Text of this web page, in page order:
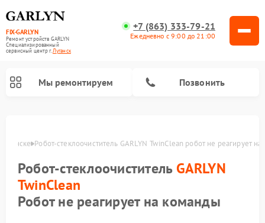
FIX-GARLYN
Ремонт устройств GARLYN
Специализированный
cервисный центр г.Луганск
+7 (863) 333-79-21
Ежедневно с 9:00 до 21:00
Мы ремонтируем Позвонить
Робот-стеклоочиститель GARLYN TwinClean робот не реагирует
Робот-стеклоочиститель GARLYN
TwinClean
Робот не реагирует на команды